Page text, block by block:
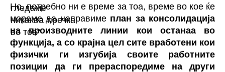
Но, потребно ни е време за тоа, време во кое ќе
мораме да направиме план за консолидација
на производните линии кои останаа во
функција, а со крајна цел сите вработени кои
физички ги изгубија своите работните
позиции да ги прераспоредиме на други